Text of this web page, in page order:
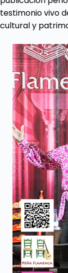
testimonio vivo
cultural y